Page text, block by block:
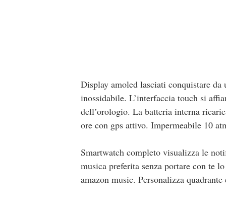
Display amoled lasciati conquistare da
inossidabile. L’interfaccia touch si
dell’orologio. La batteria interna
ore con gps attivo. Impermeabile 10
Smartwatch completo visualizza le
musica preferita senza portare con te
amazon music. Personalizza